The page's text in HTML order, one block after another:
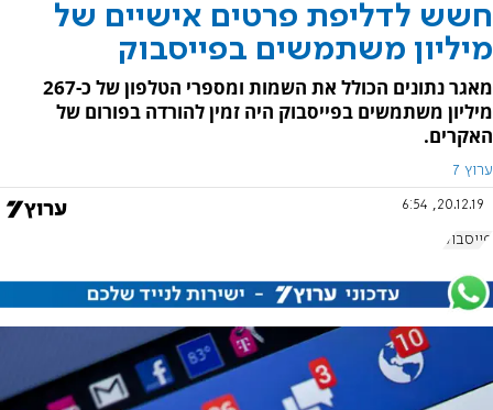
חשש לדליפת פרטים אישיים של
מיליון משתמשים בפייסבוק
מאגר נתונים הכולל את השמות ומספרי הטלפון של כ-267
מיליון משתמשים בפייסבוק היה זמין להורדה בפורום של
האקרים.
ערוץ 7
20.12.19, 6:54
פייסבוק